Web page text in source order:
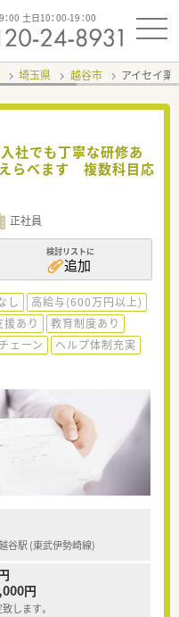
00 土日10：00-19：00
埼玉県 越谷市 アイセイ
社でも丁寧な研修あ
らべます 複数科目応
正社員
検討リストに
追加
し
高給与(600万円以上)
あり
教育制度あり
ェーン
ヘルプ体制充実
谷駅 (東武伊勢崎線)
円
します。